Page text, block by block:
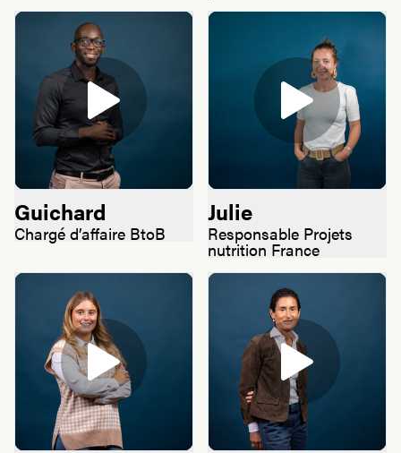
Guichard
Chargé d’affaire BtoB
Julie
Responsable Projets
nutrition France